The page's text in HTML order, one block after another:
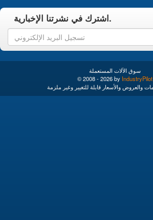
اشترك في نشرتنا الإخبارية.
سوق الآلات المستعملة
© 2008 - 2026 by IndustryPilot